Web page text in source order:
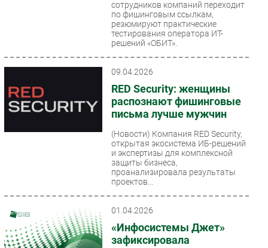
сотрудников компаний переходит
по фишинговым ссылкам,
резюмируют практические
тестирования оператора ИТ-
решений «ОБИТ».
09.04.2026
RED Security: женщины
распознают фишинговые
письма лучше мужчин
(Новости) Компания RED Security,
открытая экосистема ИБ-решений
и экспертизы для комплексной
защиты бизнеса,
проанализировала результаты
проектов...
01.04.2026
«Инфосистемы Джет»
зафиксировала